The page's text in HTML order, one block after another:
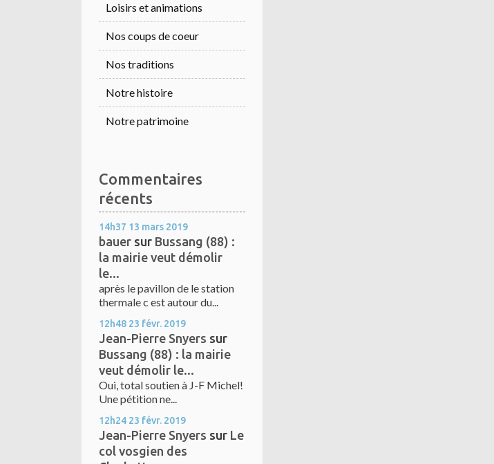
Loisirs et animations
Nos coups de coeur
Nos traditions
Notre histoire
Notre patrimoine
Commentaires
récents
14h37 13 mars 2019
bauer sur Bussang (88) :
la mairie veut démolir
le...
après le pavillon de le station
thermale c est autour du...
12h48 23 févr. 2019
Jean-Pierre Snyers sur
Bussang (88) : la mairie
veut démolir le...
Oui, total soutien à J-F Michel!
Une pétition ne...
12h24 23 févr. 2019
Jean-Pierre Snyers sur Le
col vosgien des